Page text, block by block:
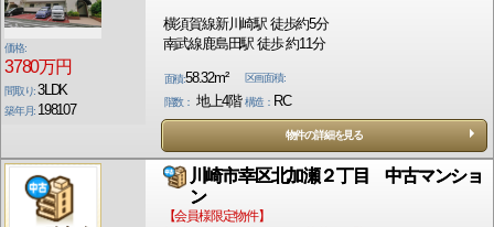
価格:
3780万円
間取り:3LDK
築年月: 198107
横須賀線新川崎駅 徒歩約5分
南武線鹿島田駅 徒歩 約11分
面積:58.32m²
区画面積:
階数： 地上4階 構造： RC
物件の詳細を見る
川崎市幸区北加瀬２丁目 中古マンショ
ン
【会員様限定物件】